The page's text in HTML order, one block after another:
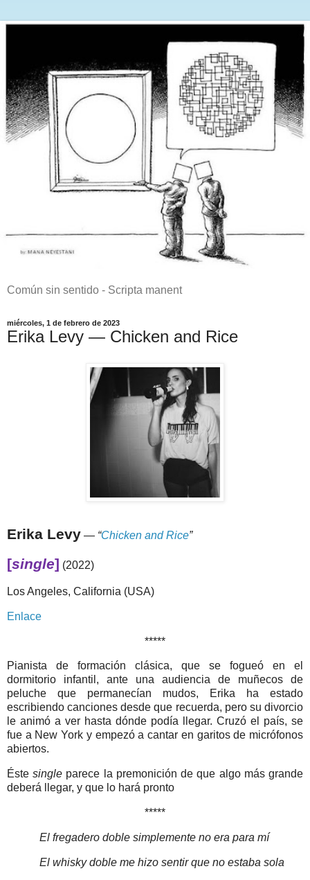
Común sin sentido - Scripta manent
miércoles, 1 de febrero de 2023
Erika Levy — Chicken and Rice
Erika Levy — “Chicken and Rice”
[single] (2022)
Los Angeles, California (USA)
Enlace
*****
Pianista de formación clásica, que se fogueó en el
dormitorio infantil, ante una audiencia de muñecos de
peluche que permanecían mudos, Erika ha estado
escribiendo canciones desde que recuerda, pero su divorcio
le animó a ver hasta dónde podía llegar. Cruzó el país, se
fue a New York y empezó a cantar en garitos de micrófonos
abiertos.
Éstesingle parece la premonición de que algo más grande
deberá llegar, y que lo hará pronto
*****
El fregadero doble simplemente no era para mí
El whisky doble me hizo sentir que no estaba sola